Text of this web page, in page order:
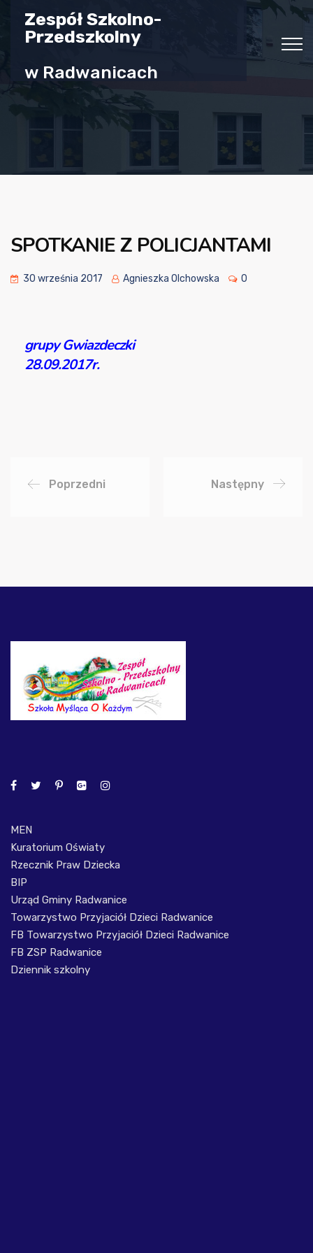
Zespół Szkolno-
Przedszkolny
w Radwanicach
SPOTKANIE Z POLICJANTAMI
30 września 2017 Agnieszka Olchowska 0
grupy Gwiazdeczki
28.09.2017r.
Poprzedni Następny
MEN
Kuratorium Oświaty
Rzecznik Praw Dziecka
BIP
Urząd Gminy Radwanice
Towarzystwo Przyjaciół Dzieci Radwanice
FB Towarzystwo Przyjaciół Dzieci Radwanice
FB ZSP Radwanice
Dziennik szkolny